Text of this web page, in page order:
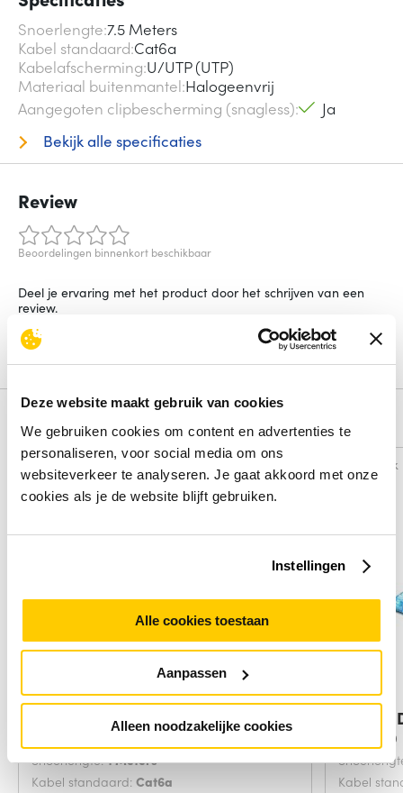
Deze website maakt gebruik van cookies
We gebruiken cookies om content en advertenties te
personaliseren, voor social media om ons
websiteverkeer te analyseren. Je gaat akkoord met onze
cookies als je de website blijft gebruiken.
Instellingen
Alle cookies toestaan
Aanpassen
Alleen noodzakelijke cookies
Snoerlengte 7.5 Meters
Kabel standaard Cat6a
Kabelafscherming U/UTP (UTP)
Materiaal buitenmantel Halogeenvrij
Aangegoten clipbescherming (snagless)
Ja
Bekijk alle specificaties
Review
Beoordelingen binnenkort beschikbaar
Deel je ervaring met het product door het schrijven van een
review.
Schrijf een review
Alternatieven
ACT Paarse 1,00 meter SFTP CAT6A
Snoerlengte:1 Meters
Kabel standaard: Cat6a
Vergelijk
Grijs 20
Kabel